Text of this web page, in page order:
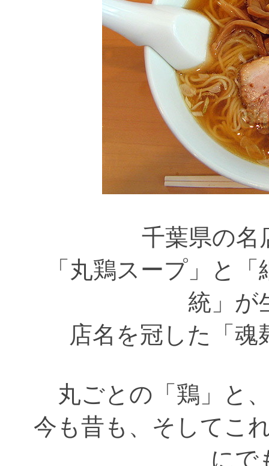
千葉県の名
「丸鶏スープ」と
統」が
店名を冠した「
丸ごとの「鶏」と
今も昔も、そしてこ
にで